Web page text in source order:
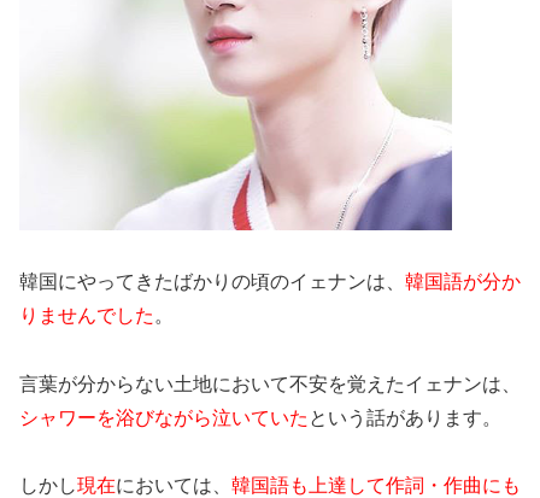
韓国にやってきたばかりの頃のイェナンは、 韓国語が分か
りませんでした 。
言葉が分からない土地において不安を覚えたイェナンは、
シャワーを浴びながら泣いていた という話があります。
しかし現在においては、 韓国語も上達して作詞・作曲にも